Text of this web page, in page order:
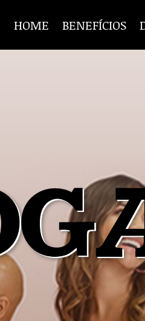
HOME BENEFÍCIOS